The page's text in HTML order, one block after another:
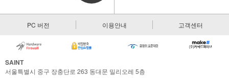
PC 버전 이용안내 고객센터
SAINT
서울특별시 중구 장충단로 263 동대문 밀리오레 5층